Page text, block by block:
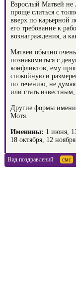
Взрослый Матвей не
проще слиться с
вверх по карьерной
его требование к
вознаграждения, а
Матвеи обычно
познакомиться с
конфликтов, ему
спокойную и
по течению, не думая
или стать
Другие формы
Мотя.
Именины: 1 июня,
18 октября, 12
Вид поздравлений: смс